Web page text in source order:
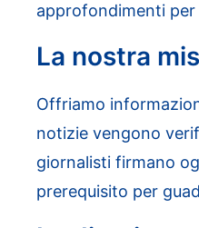
approfondimenti
La nostra
Offriamo
notizie vengono
giornalisti firmano
prerequisito per